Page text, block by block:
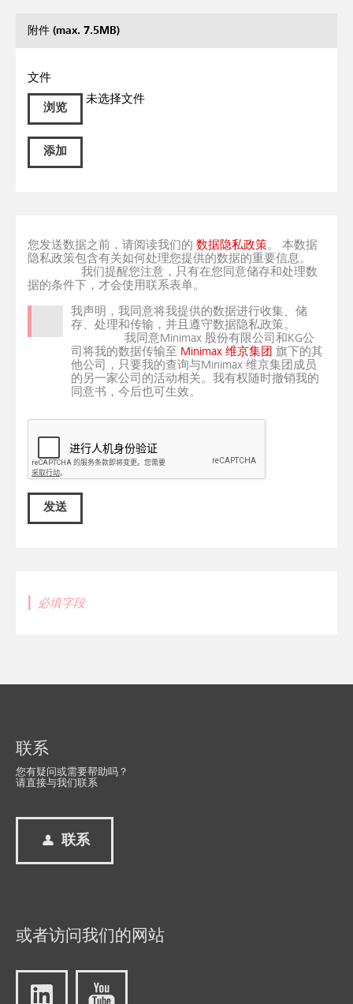
附件 (max. 7.5MB)
文件
浏览
未选择文件
添加
您发送数据之前，请阅读我们的 数据隐私政策。 本数据
隐私政策包含有关如何处理您提供的数据的重要信息。
我们提醒您注意，只有在您同意储存和处理数
据的条件下，才会使用联系表单。
我声明，我同意将我提供的数据进行收集、储
存、处理和传输，并且遵守数据隐私政策。
我同意Minimax 股份有限公司和KG公
司将我的数据传输至 Minimax 维京集团 旗下的其
他公司，只要我的查询与Minimax 维京集团成员
的另一家公司的活动相关。我有权随时撤销我的
同意书，今后也可生效。
发送
必填字段
联系
您有疑问或需要帮助吗？
请直接与我们联系
联系
或者访问我们的网站